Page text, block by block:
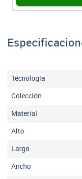
Tecnología
Colección
Material
Alto
Largo
Ancho